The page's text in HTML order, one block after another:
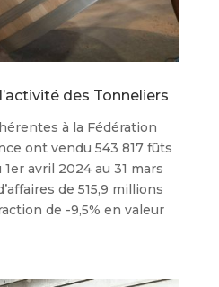
des Tonneliers
à la Fédération
ont vendu 543 817 fûts
avril 2024 au 31 mars
de 515,9 millions
de -9,5% en valeur